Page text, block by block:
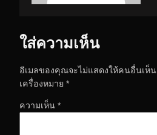
ใส่ความเห็น
อีเมลของคุณจะไม่แสดงให้คนอื่นเห็น
เครื่องหมาย *
ความเห็น *